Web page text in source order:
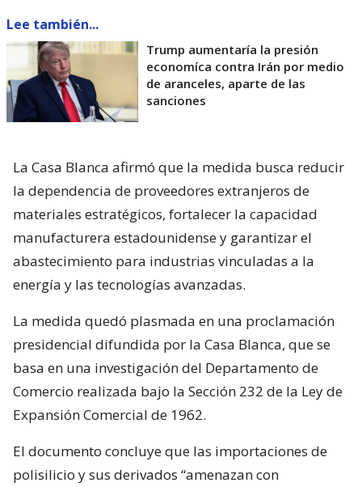
Lee también...
Trump aumentaría la presión
economíca contra Irán por medio
de aranceles, aparte de las
sanciones
La Casa Blanca afirmó que la medida busca reducir
la dependencia de proveedores extranjeros de
materiales estratégicos, fortalecer la capacidad
manufacturera estadounidense y garantizar el
abastecimiento para industrias vinculadas a la
energía y las tecnologías avanzadas.
La medida quedó plasmada en una proclamación
presidencial difundida por la Casa Blanca, que se
basa en una investigación del Departamento de
Comercio realizada bajo la Sección 232 de la Ley de
Expansión Comercial de 1962.
El documento concluye que las importaciones de
polisilicio y sus derivados “amenazan con